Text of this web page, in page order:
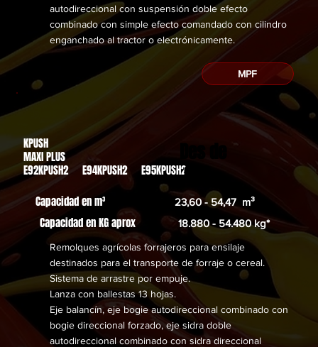
autodireccional con suspensión doble efecto
combinado con simple efecto comandado con cilindro
enganchado al tractor o electrónicamente.
MPF
KPUSH
MAXI PLUS
E92KPUSH2 E94KPUSH2 E95KPUSH2,00€
Capacidad en m³ 23,60 - 54,47 m³
Capacidad en KG aprox 18.880 - 54.480 kg*
Remolques agrícolas forrajeros para ensilaje
destinados para el transporte de forraje o cereal.
Sistema de arrastre por empuje.
Lanza con ballestas 13 hojas.
Eje balancín, eje bogie autodireccional combinado con
bogie direccional forzado, eje sidra doble
autodireccional combinado con sidra direccional